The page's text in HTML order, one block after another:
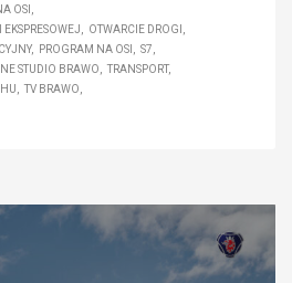
OSI
OTWARCIE DROGI
PROGRAM NA OSI
S7
STUDIO BRAWO
TRANSPORT
TV BRAWO